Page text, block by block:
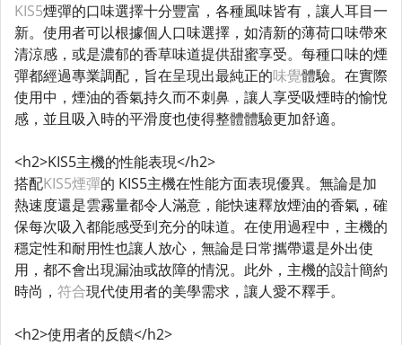
KIS5煙彈的口味選擇十分豐富，各種風味皆有，讓人耳目一
新。使用者可以根據個人口味選擇，如清新的薄荷口味帶來
清涼感，或是濃郁的香草味道提供甜蜜享受。每種口味的煙
彈都經過專業調配，旨在呈現出最純正的味覺體驗。在實際
使用中，煙油的香氣持久而不刺鼻，讓人享受吸煙時的愉悅
感，並且吸入時的平滑度也使得整體體驗更加舒適。
<h2>KIS5主機的性能表現</h2>
搭配KIS5煙彈的 KIS5主機在性能方面表現優異。無論是加
熱速度還是雲霧量都令人滿意，能快速釋放煙油的香氣，確
保每次吸入都能感受到充分的味道。在使用過程中，主機的
穩定性和耐用性也讓人放心，無論是日常攜帶還是外出使
用，都不會出現漏油或故障的情況。此外，主機的設計簡約
時尚， 符合現代使用者的美學需求，讓人愛不釋手。
<h2>使用者的反饋</h2>